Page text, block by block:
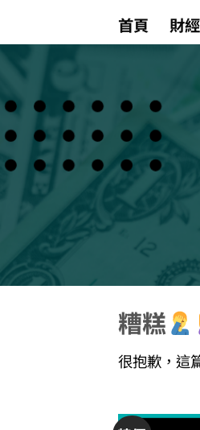
content
首頁 財
糟糕
很抱歉，這